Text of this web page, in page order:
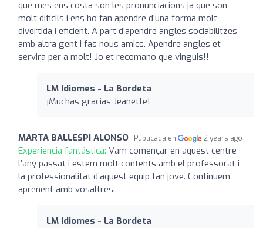
que mes ens costa son les pronunciacions ja que son
molt dificils i ens ho fan apendre d’una forma molt
divertida i eficient. A part d’apendre angles sociabilitzes
amb altra gent i fas nous amics. Apendre angles et
servira per a molt! Jo et recomano que vinguis!!
LM Idiomes - La Bordeta
¡Muchas gracias Jeanette!
MARTA BALLESPI ALONSO Publicada en 2 years ago
Experiencia fantástica: Vam començar en aquest centre
l’any passat i estem molt contents amb el professorat i
la professionalitat d’aquest equip tan jove. Continuem
aprenent amb vosaltres.
LM Idiomes - La Bordeta